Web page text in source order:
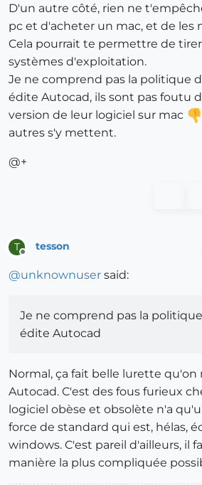
D'un autre côté, rien ne
pc et d'acheter un mac, et de les
Cela pourrait te permettre de
systèmes d'exploitation.
Je ne comprend pas la politique
édite Autocad, ils sont pas foutu
version de leur logiciel sur mac
autres s'y mettent.
@+
T
Offline
tesson
@unknownuser said:
Je ne comprend pas la
édite Autocad
Normal, ça fait belle lurette
Autocad. C'est des fous furieux
logiciel obèse et obsolète n'a
force de standard qui est, hélas,
windows. C'est pareil d'ailleurs, il
manière la plus compliquée